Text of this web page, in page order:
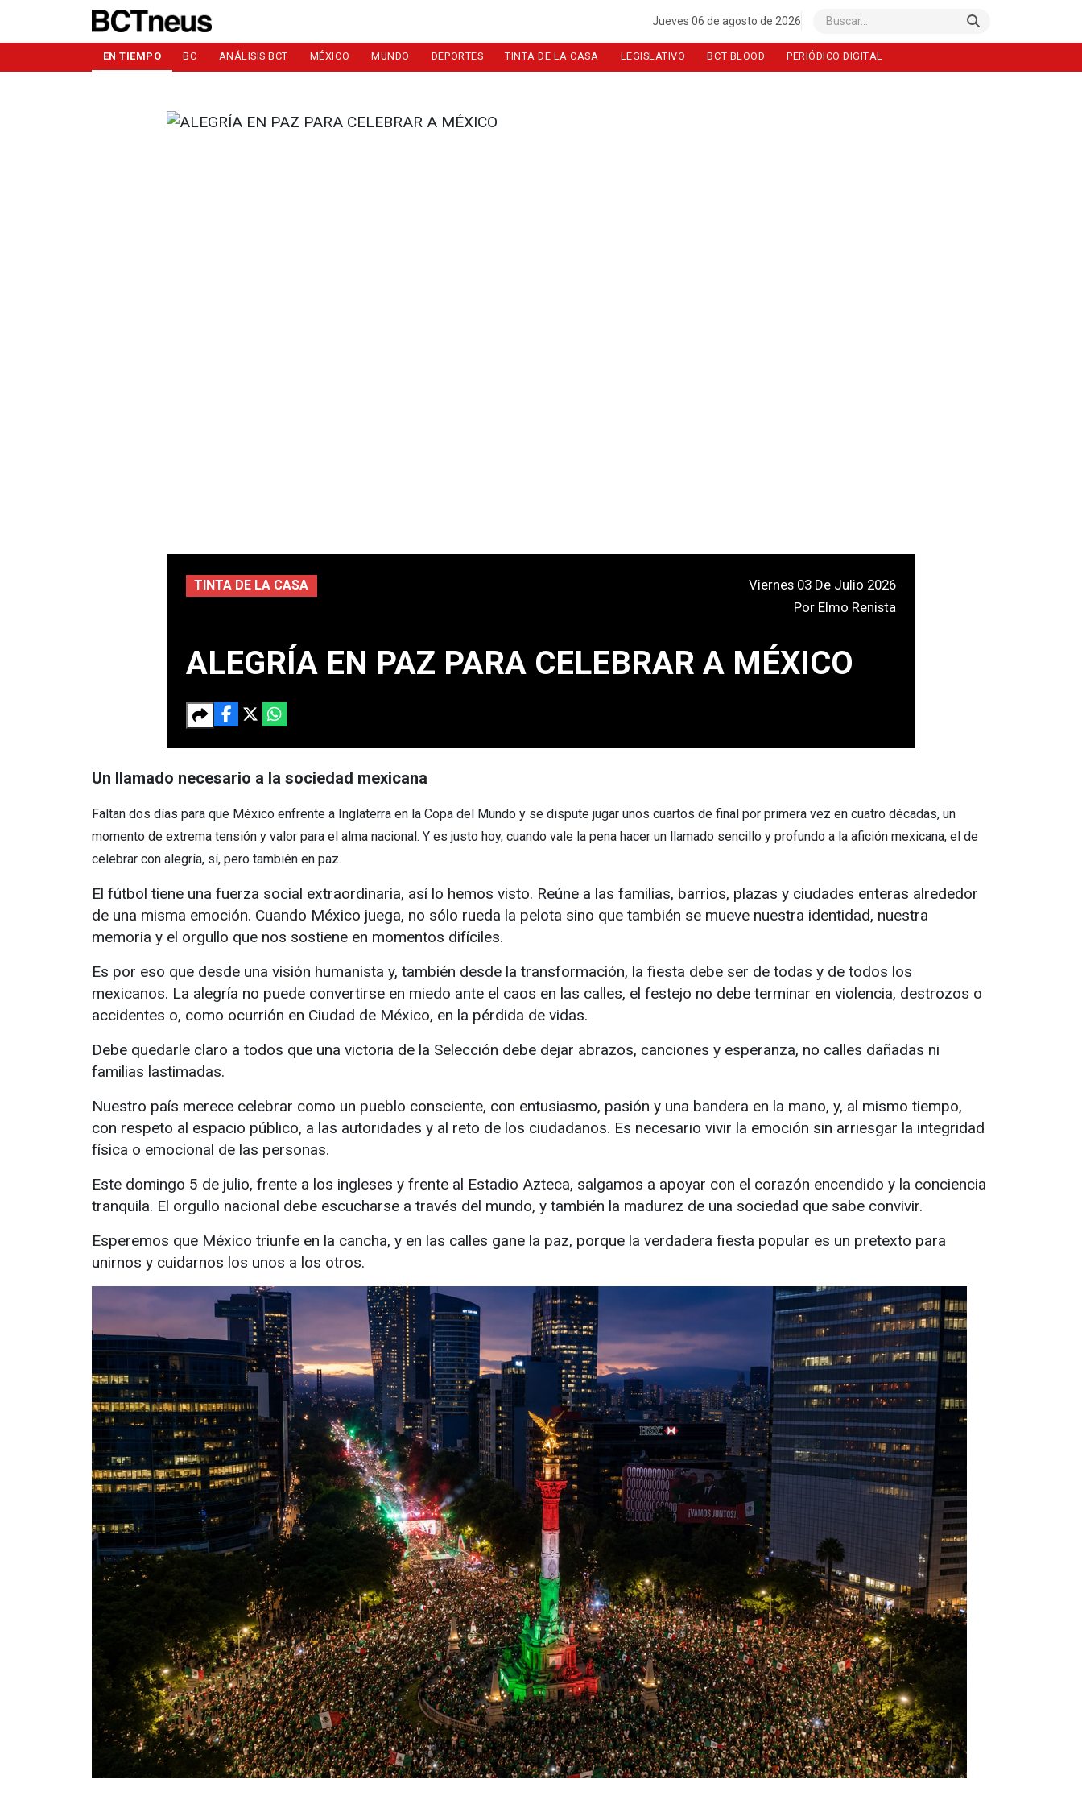
Jueves 06 de agosto de 2026 Buscar
EN TIEMPO BC ANÁLISIS BCT MÉXICO MUNDO DEPORTES TINTA DE LA CASA LEGISLATIVO BCT BLOOD PERIÓDICO DIGITAL
TINTA DE LA CASA
Viernes 03 De Julio 2026
Por Elmo Renista
ALEGRÍA EN PAZ PARA CELEBRAR A MÉXICO
Un llamado necesario a la sociedad mexicana
Faltan dos días para que México enfrente a Inglaterra en la Copa del Mundo y se dispute jugar unos cuartos de final por primera vez en cuatro décadas, un
momento de extrema tensión y valor para el alma nacional. Y es justo hoy, cuando vale la pena hacer un llamado sencillo y profundo a la afición mexicana, el de
celebrar con alegría, sí, pero también en paz.
El fútbol tiene una fuerza social extraordinaria, así lo hemos visto. Reúne a las familias, barrios, plazas y ciudades enteras alrededor
de una misma emoción. Cuando México juega, no sólo rueda la pelota sino que también se mueve nuestra identidad, nuestra
memoria y el orgullo que nos sostiene en momentos difíciles.
Es por eso que desde una visión humanista y, también desde la transformación, la fiesta debe ser de todas y de todos los
mexicanos. La alegría no puede convertirse en miedo ante el caos en las calles, el festejo no debe terminar en violencia, destrozos o
accidentes o, como ocurrión en Ciudad de México, en la pérdida de vidas.
Debe quedarle claro a todos que una victoria de la Selección debe dejar abrazos, canciones y esperanza, no calles dañadas ni
familias lastimadas.
Nuestro país merece celebrar como un pueblo consciente, con entusiasmo, pasión y una bandera en la mano, y, al mismo tiempo,
con respeto al espacio público, a las autoridades y al reto de los ciudadanos. Es necesario vivir la emoción sin arriesgar la integridad
física o emocional de las personas.
Este domingo 5 de julio, frente a los ingleses y frente al Estadio Azteca, salgamos a apoyar con el corazón encendido y la conciencia
tranquila. El orgullo nacional debe escucharse a través del mundo, y también la madurez de una sociedad que sabe convivir.
Esperemos que México triunfe en la cancha, y en las calles gane la paz, porque la verdadera fiesta popular es un pretexto para
unirnos y cuidarnos los unos a los otros.